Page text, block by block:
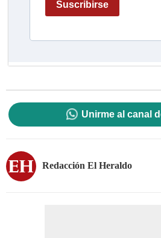
Unirme al canal
Redacción El Heraldo